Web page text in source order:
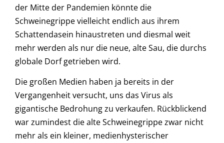
der Mitte der Pandemien könnte die
Schweinegrippe vielleicht endlich aus ihrem
Schattendasein hinaustreten und diesmal weit
mehr werden als nur die neue, alte Sau, die durchs
globale Dorf getrieben wird.
Die großen Medien haben ja bereits in der
Vergangenheit versucht, uns das Virus als
gigantische Bedrohung zu verkaufen. Rückblickend
war zumindest die alte Schweinegrippe zwar nicht
mehr als ein kleiner, medienhysterischer